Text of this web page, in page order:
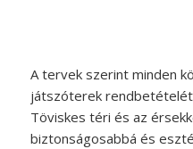
A tervek szerint minden
játszóterek
Töviskes téri és az
biztonságosabbá és